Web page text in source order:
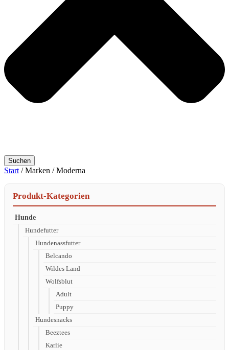
Suchen
Start / Marken / Moderna
Produkt-Kategorien
Hunde
Hundefutter
Hundenassfutter
Belcando
Wildes Land
Wolfsblut
Adult
Puppy
Hundesnacks
Beeztees
Karlie